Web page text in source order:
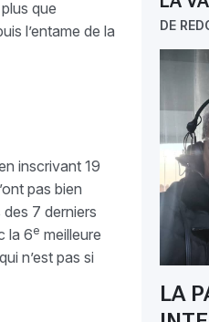
DE
LA
que
l’entame de la
inscrivant 19
pas bien
7 derniers
la 6e meilleure
n’est pas si